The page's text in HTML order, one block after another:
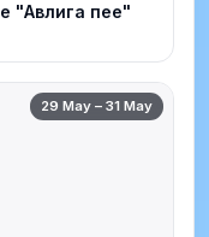
"Авлига пее"
29 May – 31 May